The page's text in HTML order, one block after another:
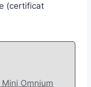
(certificat
Omnium